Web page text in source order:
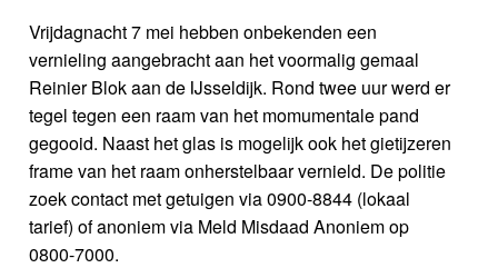
Vrijdagnacht 7 mei hebben onbekenden een
vernieling aangebracht aan het voormalig gemaal
Reinier Blok aan de IJsseldijk. Rond twee uur werd er
tegel tegen een raam van het momumentale pand
gegooid. Naast het glas is mogelijk ook het gietijzeren
frame van het raam onherstelbaar vernield. De politie
zoek contact met getuigen via 0900-8844 (lokaal
tarief) of anoniem via Meld Misdaad Anoniem op
0800-7000.